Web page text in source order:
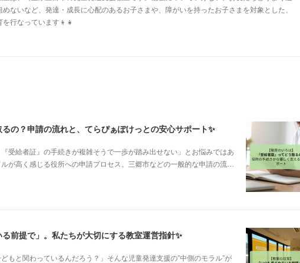
ないなど、発達・成長に心配のあるお子さまや、障がいを持ったお子さまを対象とした、
行なっています👦👧
の？申請の流れと、てらぴぁぽけっとの安心サポート✨
受給者証』の手続きが複雑そうで一歩が踏み出せない」とお悩みではあ
が高く感じる役所への申請プロセス。三郷市などの一般的な申請の流…
前提で」。私たちが大切にする教室運営指針✨
もと関わっているんだろう？」そんな児童発達支援の”中側のモラル”が